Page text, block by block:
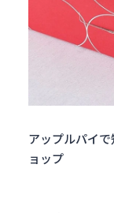
アップルパイ
ョップ